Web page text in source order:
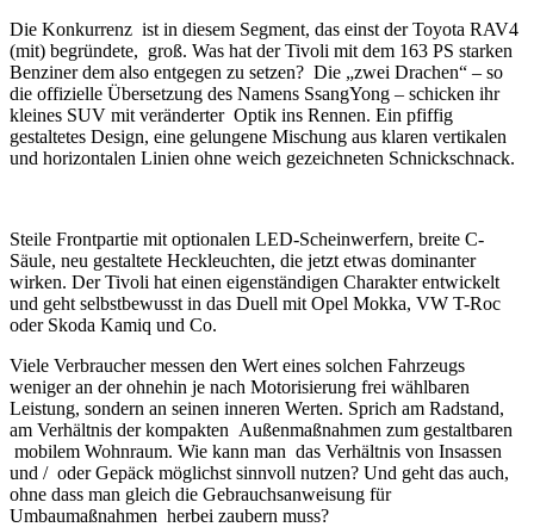
Die Konkurrenz ist in diesem Segment, das einst der Toyota RAV4
(mit) begründete, groß. Was hat der Tivoli mit dem 163 PS starken
Benziner dem also entgegen zu setzen? Die „zwei Drachen“ – so
die offizielle Übersetzung des Namens SsangYong – schicken ihr
kleines SUV mit veränderter Optik ins Rennen. Ein pfiffig
gestaltetes Design, eine gelungene Mischung aus klaren vertikalen
und horizontalen Linien ohne weich gezeichneten Schnickschnack.
Steile Frontpartie mit optionalen LED-Scheinwerfern, breite C-
Säule, neu gestaltete Heckleuchten, die jetzt etwas dominanter
wirken. Der Tivoli hat einen eigenständigen Charakter entwickelt
und geht selbstbewusst in das Duell mit Opel Mokka, VW T-Roc
oder Skoda Kamiq und Co.
Viele Verbraucher messen den Wert eines solchen Fahrzeugs
weniger an der ohnehin je nach Motorisierung frei wählbaren
Leistung, sondern an seinen inneren Werten. Sprich am Radstand,
am Verhältnis der kompakten Außenmaßnahmen zum gestaltbaren
mobilem Wohnraum. Wie kann man das Verhältnis von Insassen
und / oder Gepäck möglichst sinnvoll nutzen? Und geht das auch,
ohne dass man gleich die Gebrauchsanweisung für
Umbaumaßnahmen herbei zaubern muss?